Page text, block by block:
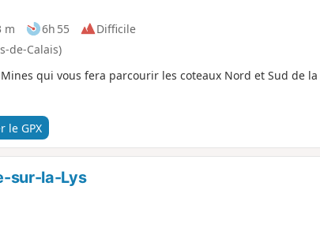
m 6h 55
Difficile
de-Calais)
qui vous fera parcourir les coteaux Nord et Sud de la
le GPX
sur-la-Lys